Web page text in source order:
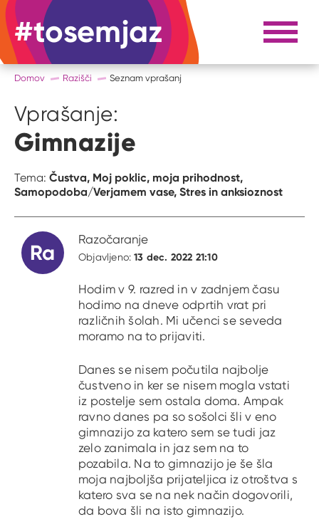
#tosemjaz #to sem jaz Razpri
Domov Razišči Seznam vprašanj
Vprašanje:
Gimnazije
Tema: Čustva, Moj poklic, moja prihodnost,
Samopodoba/Verjamem vase, Stres in anksioznost
Ra
Razočaranje
Objavljeno:13 dec. 2022 21:10
Hodim v 9. razred in v zadnjem času
hodimo na dneve odprtih vrat pri
različnih šolah. Mi učenci se seveda
moramo na to prijaviti.
Danes se nisem počutila najbolje
čustveno in ker se nisem mogla vstati
iz postelje sem ostala doma. Ampak
ravno danes pa so sošolci šli v eno
gimnazijo za katero sem se tudi jaz
zelo zanimala in jaz sem na to
pozabila. Na to gimnazijo je še šla
moja najboljša prijateljica iz otroštva s
katero sva se na nek način dogovorili,
da bova šli na isto gimnazijo.